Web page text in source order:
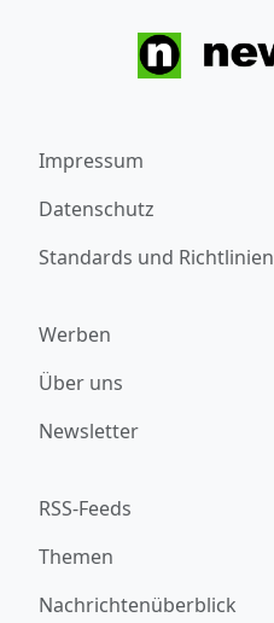
Impressum
Datenschutz
Standards und Richtlinien
Werben
Über uns
Newsletter
RSS-Feeds
Themen
Nachrichtenüberblick